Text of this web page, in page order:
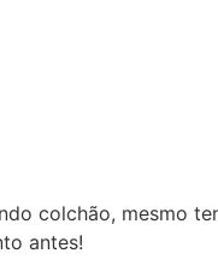
com prazo longo o